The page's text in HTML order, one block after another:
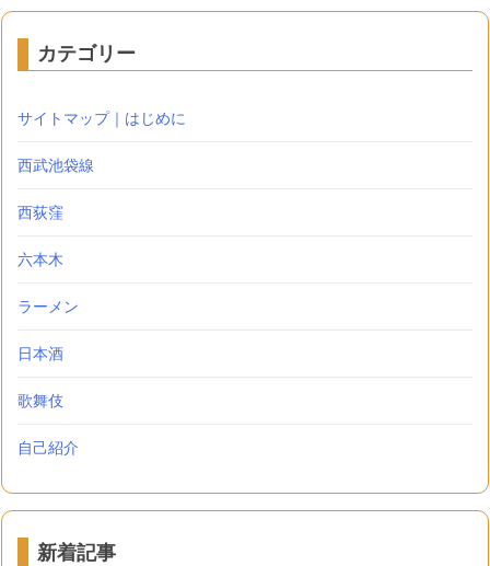
カテゴリー
サイトマップ｜はじめに
西武池袋線
西荻窪
六本木
ラーメン
日本酒
歌舞伎
自己紹介
新着記事